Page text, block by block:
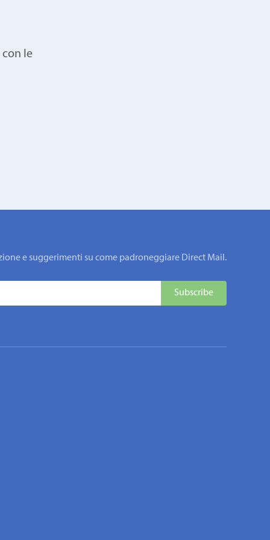
le
e suggerimenti su come padroneggiare Direct Mail.